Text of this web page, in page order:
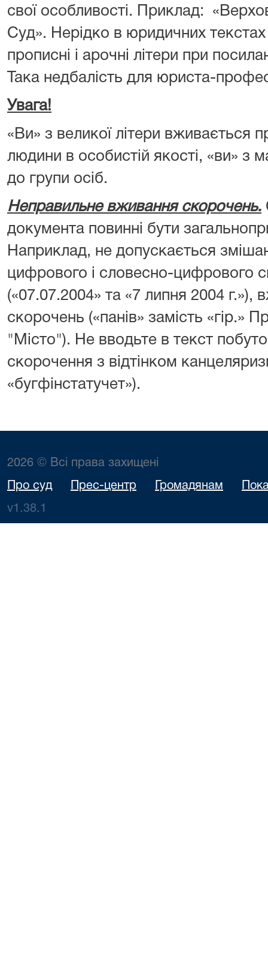
свої особливості. Приклад:
Суд». Нерідко в юридичних
прописні і арочні літери при
Така недбалість для юриста-
Увага!
«Ви» з великої літери вживається
людини в особистій якості, «ви» з
до групи осіб.
Неправильне вживання скорочень.
документа повинні бути
Наприклад, не допускається
цифрового і словесно-цифрового
(«07.07.2004» та «7 липня 2004 г.»),
скорочень («панів» замість «гір.»
"Місто"). Не вводьте в текст
скорочення з відтінком
«бугфінстатучет»).
2026 © Всі права захищені
Про суд Прес-центр Громадянам
v1.38.1